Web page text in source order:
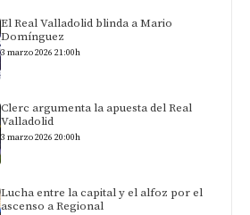
El Real Valladolid blinda a Mario
Domínguez
3 marzo 2026 21:00h
Clerc argumenta la apuesta del Real
Valladolid
3 marzo 2026 20:00h
Lucha entre la capital y el alfoz por el
ascenso a Regional